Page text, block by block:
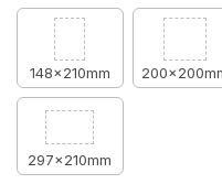
148x210mm
297x210mm